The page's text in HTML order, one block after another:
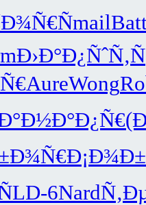
mail
Ð›Ð°Ð¿Ñˆ
AureWong
Ð½Ð°Ð¿Ñ€
LD-6Nard